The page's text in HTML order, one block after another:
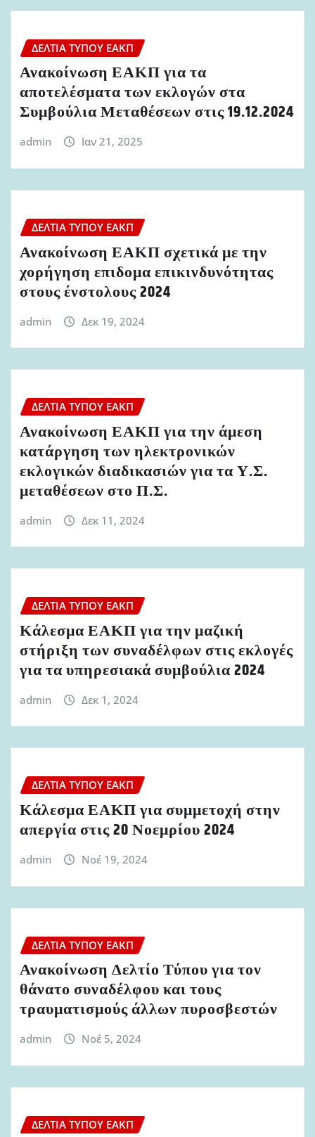
ΔΕΛΤΊΑ ΤΎΠΟΥ ΕΑΚΠ
Ανακοίνωση ΕΑΚΠ για τα
αποτελέσματα των εκλογών στα
Συμβούλια Μεταθέσεων στις 19.12.2024
admin Ιαν 21, 2025
ΔΕΛΤΊΑ ΤΎΠΟΥ ΕΑΚΠ
Ανακοίνωση ΕΑΚΠ σχετικά με την
χορήγηση επιδομα επικινδυνότητας
στους ένστολους 2024
admin Δεκ 19, 2024
ΔΕΛΤΊΑ ΤΎΠΟΥ ΕΑΚΠ
Ανακοίνωση ΕΑΚΠ για την άμεση
κατάργηση των ηλεκτρονικών
εκλογικών διαδικασιών για τα Υ.Σ.
μεταθέσεων στο Π.Σ.
admin Δεκ 11, 2024
ΔΕΛΤΊΑ ΤΎΠΟΥ ΕΑΚΠ
Κάλεσμα ΕΑΚΠ για την μαζική
στήριξη των συναδέλφων στις εκλογές
για τα υπηρεσιακά συμβούλια 2024
admin Δεκ 1, 2024
ΔΕΛΤΊΑ ΤΎΠΟΥ ΕΑΚΠ
Κάλεσμα ΕΑΚΠ για συμμετοχή στην
απεργία στις 20 Νοεμρίου 2024
admin Νοέ 19, 2024
ΔΕΛΤΊΑ ΤΎΠΟΥ ΕΑΚΠ
Ανακοίνωση Δελτίο Τύπου για τον
θάνατο συναδέλφου και τους
τραυματισμούς άλλων πυροσβεστών
admin Νοέ 5, 2024
ΔΕΛΤΊΑ ΤΎΠΟΥ ΕΑΚΠ